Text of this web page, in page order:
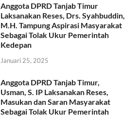
Anggota DPRD Tanjab Timur
Laksanakan Reses, Drs. Syahbuddin,
M.H. Tampung Aspirasi Masyarakat
Sebagai Tolak Ukur Pemerintah
Kedepan
Januari 25, 2025
Anggota DPRD Tanjab Timur,
Usman, S. IP Laksanakan Reses,
Masukan dan Saran Masyarakat
Sebagai Tolak Ukur Pemerintah